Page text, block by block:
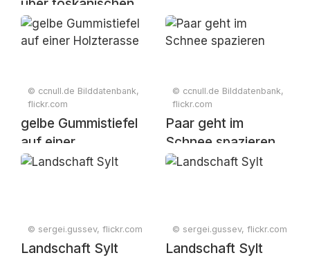
über toskanischen
Weinbergen mit
Picknick
© ccnull.de Bilddatenbank,
flickr.com
gelbe Gummistiefel
auf einer
Holzterasse
© ccnull.de Bilddatenbank,
flickr.com
Paar geht im
Schnee spazieren
© sergei.gussev, flickr.com
Landschaft Sylt
© sergei.gussev, flickr.com
Landschaft Sylt